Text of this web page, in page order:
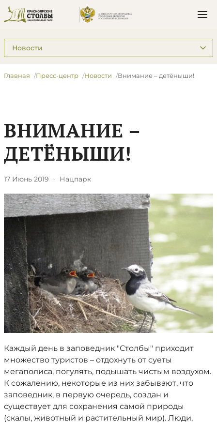
Подразделы: Пресс-центр
Главная Пресс-центр Новости Внимание – детёныши!
ВНИМАНИЕ –
ДЕТЁНЫШИ!
17 Июнь 2019 · Нацпарк
Каждый день в заповедник "Столбы" приходит
множество туристов – отдохнуть от суеты
мегаполиса, погулять, подышать чистым воздухом.
К сожалению, некоторые из них забывают, что
заповедник, в первую очередь, создан и
существует для сохранения самой природы
(скалы, животный и растительный мир). Люди,